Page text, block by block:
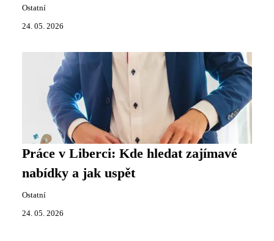
Ostatní
24. 05. 2026
Práce v Liberci: Kde hledat zajímavé
nabídky a jak uspět
Ostatní
24. 05. 2026